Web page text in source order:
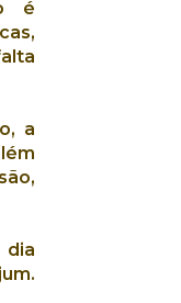
é
,
, a
,
dia